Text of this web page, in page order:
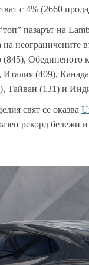
с 4% (2660
пазарът на
неограничените
Обединеното
(409),
Тайван (131) и
свят се оказва
рекорд бележи и